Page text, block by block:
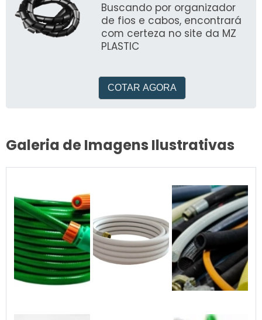
Buscando por organizador
de fios e cabos, encontrará
com certeza no site da MZ
PLASTIC
COTAR AGORA
Galeria de Imagens Ilustrativas